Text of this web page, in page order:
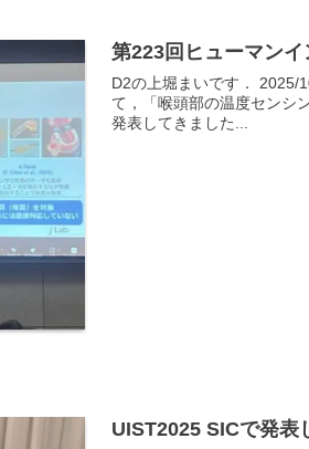
第223回ヒューマン
D2の上堀まいです． 2025/
て，「喉頭部の温度センシ
発表してきました...
UIST2025 SICで発表